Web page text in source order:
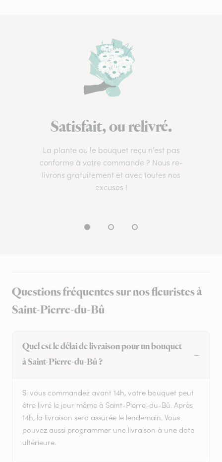
Satisfait, ou relivré.
La plante ou le bouquet reçu n’est pas
conforme à votre commande ? Nous re-
livrons gratuitement et avec toutes nos
excuses !
Questions fréquentes sur nos fleuristes à
Saint-Pierre-du-Bû
Quel est le délai de livraison pour un bouquet
à Saint-Pierre-du-Bû ?
Si vous commandez avant 14h, votre bouquet peut
être livré le jour même à Saint-Pierre-du-Bû. Après
14h, la livraison sera assurée le lendemain. Vous
pouvez aussi programmer une livraison à une date
ultérieure.